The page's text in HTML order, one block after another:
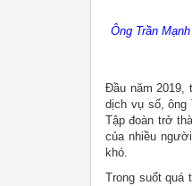
Ông Trần
Đầu năm 2019,
dịch vụ số, ông
Tập đoàn trở
của nhiều
khó.
Trong suốt quá